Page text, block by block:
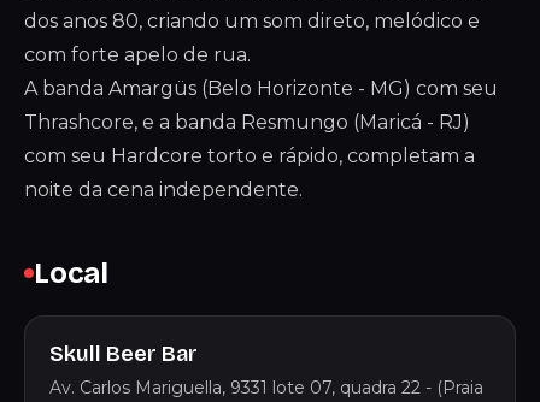
dos anos 80, criando um som direto, melódico e
com forte apelo de rua.
A banda Amargüs (Belo Horizonte - MG) com seu
Thrashcore, e a banda Resmungo (Maricá - RJ)
com seu Hardcore torto e rápido, completam a
noite da cena independente.
Local
Skull Beer Bar
Av. Carlos Mariguella, 9331 lote 07, quadra 22 - (Praia